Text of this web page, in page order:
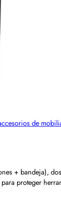
de
+ bandeja),
proteger